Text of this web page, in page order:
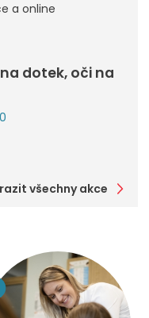
a online
dotek, oči na
všechny akce